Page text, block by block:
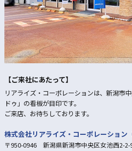
【ご来社にあたって】
リアライズ・コーポレーションは、新潟市
ドゥ」の看板が目印です。
ご来店、お待ちしております。
株式会社リアライズ・コーポレーション
〒950-0946 新潟県新潟市中央区女池西2-2-